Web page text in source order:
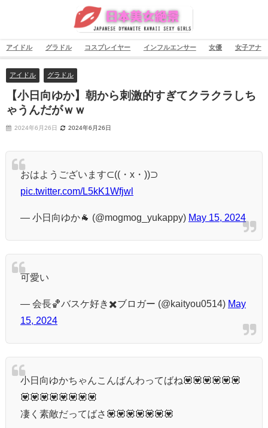
アイドル グラドル コスプレイヤー インフルエンサー 女優 女子アナ
アイドル グラドル
【小日向ゆか】朝から刺激的すぎてクラクラしち
ゃうんだがｗｗ
2024年6月26日 2024年6月26日
おはようございます⊂((・x・))⊃
pic.twitter.com/L5kK1Wfjwl
— 小日向ゆか🐐 (@mogmog_yukappy) May 15, 2024
可愛い
— 会長🏀バスケ好き✖️ブロガー (@kaityou0514) May
15, 2024
小日向ゆかちゃんこんばんわってばね💟💟💟💟💟💟
💟💟💟💟💟💟💟💟
凄く素敵だってばさ💟💟💟💟💟💟💟